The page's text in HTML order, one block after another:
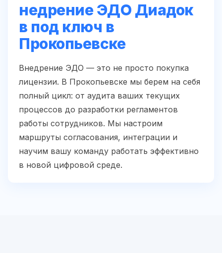
недрение ЭДО Диадок
в под ключ в
Прокопьевске
Внедрение ЭДО — это не просто покупка
лицензии. В Прокопьевске мы берем на себя
полный цикл: от аудита ваших текущих
процессов до разработки регламентов
работы сотрудников. Мы настроим
маршруты согласования, интеграции и
научим вашу команду работать эффективно
в новой цифровой среде.